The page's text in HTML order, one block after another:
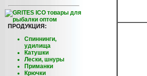
ПРОДУКЦИЯ:
Спиннинги,
удилища
Катушки
Лески, шнуры
Приманки
Крючки